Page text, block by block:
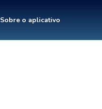
Sobre o aplicativo